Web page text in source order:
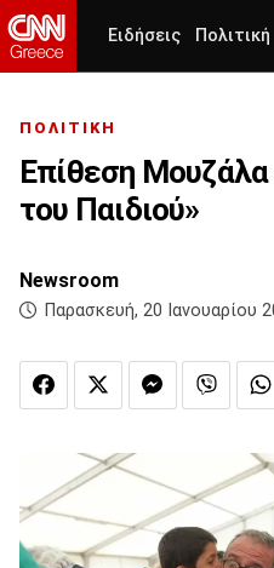
Ειδήσεις Πολιτική
ΠΟΛΙΤΙΚΗ
Επίθεση
του Παιδιού»
Newsroom
Παρασκευή, 20 Ιανουαρίου